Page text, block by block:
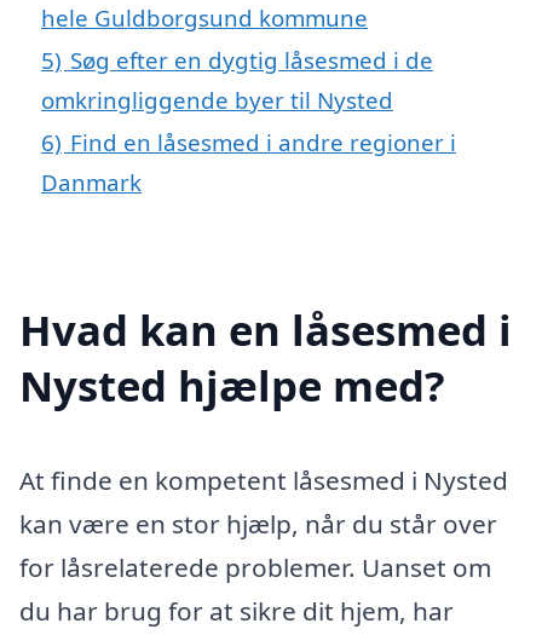
hele Guldborgsund kommune
5) Søg efter en dygtig låsesmed i de
omkringliggende byer til Nysted
6) Find en låsesmed i andre regioner i
Danmark
Hvad kan en låsesmed i
Nysted hjælpe med?
At finde en kompetent låsesmed i Nysted
kan være en stor hjælp, når du står over
for låsrelaterede problemer. Uanset om
du har brug for at sikre dit hjem, har